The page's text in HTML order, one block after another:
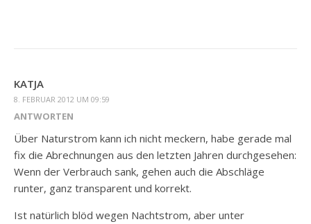
KATJA
8. FEBRUAR 2012 UM 09:59
ANTWORTEN
Über Naturstrom kann ich nicht meckern, habe gerade mal
fix die Abrechnungen aus den letzten Jahren durchgesehen:
Wenn der Verbrauch sank, gehen auch die Abschläge
runter, ganz transparent und korrekt.
Ist natürlich blöd wegen Nachtstrom, aber unter